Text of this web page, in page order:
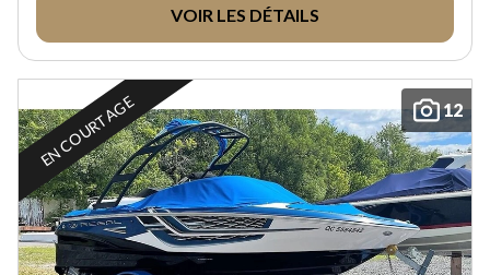
VOIR LES DÉTAILS
12
EN COURTAGE